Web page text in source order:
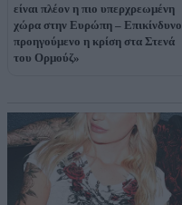
είναι πλέον η πιο υπερχρεωμένη
χώρα στην Ευρώπη – Επικίνδυνο
προηγούμενο η κρίση στα Στενά
του Ορμούζ»